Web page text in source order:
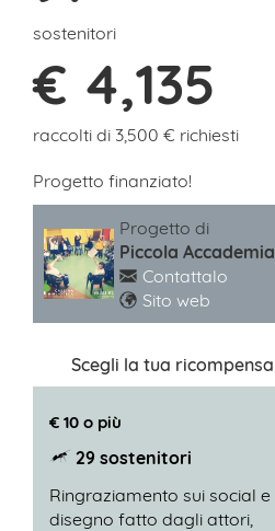
sostenitori
€ 4,135
raccolti di 3,500 € richiesti
Progetto finanziato!
Progetto di
Piccola Accademia
Contattalo
Sito web
Scegli la tua ricompensa
€ 10 o più
29 sostenitori
Ringraziamento sui social e
disegno fatto dagli attori,